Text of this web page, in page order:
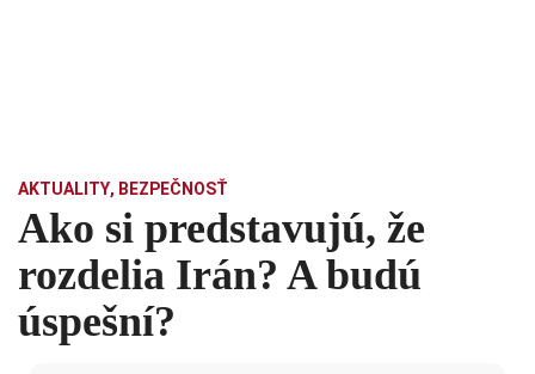
AKTUALITY, BEZPEČNOSŤ
Ako si predstavujú, že
rozdelia Irán? A budú
úspešní?